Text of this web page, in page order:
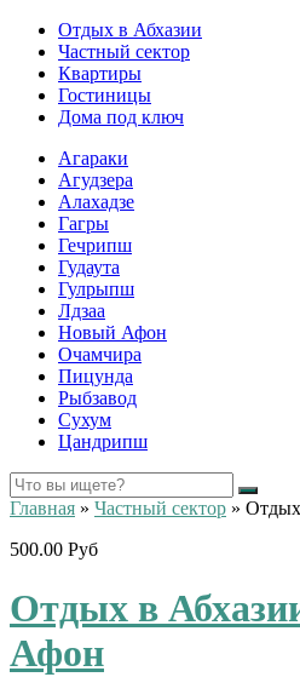
Отдых в Абхазии
Частный сектор
Квартиры
Гостиницы
Дома под ключ
Агараки
Агудзера
Алахадзе
Гагры
Гечрипш
Гудаута
Гулрыпш
Лдзаа
Новый Афон
Очамчира
Пицунда
Рыбзавод
Сухум
Цандрипш
Главная » Частный сектор »
500.00 Руб
Отдых в
Афон